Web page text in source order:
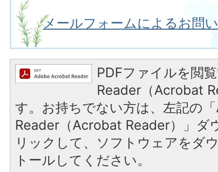
メールフォームによるお問
PDFファイルを閲
Reader（Acrobat
す。お持ちでない方は、左記の
Reader（Acrobat Reader）」ダ
リックして、ソフトウェアをダ
トールしてください。